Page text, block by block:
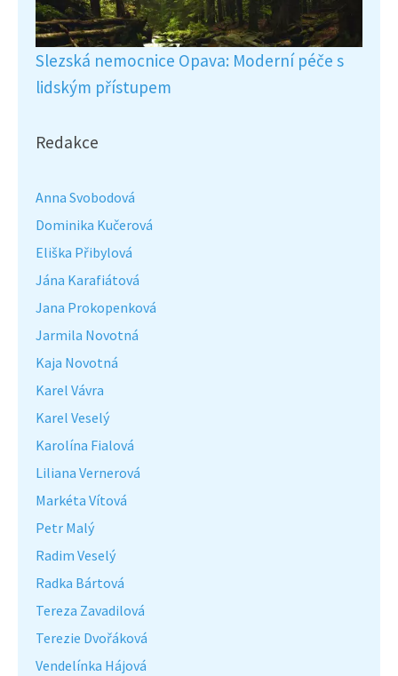
Slezská nemocnice Opava: Moderní péče s
lidským přístupem
Redakce
Anna Svobodová
Dominika Kučerová
Eliška Přibylová
Jána Karafiátová
Jana Prokopenková
Jarmila Novotná
Kaja Novotná
Karel Vávra
Karel Veselý
Karolína Fialová
Liliana Vernerová
Markéta Vítová
Petr Malý
Radim Veselý
Radka Bártová
Tereza Zavadilová
Terezie Dvořáková
Vendelínka Hájová